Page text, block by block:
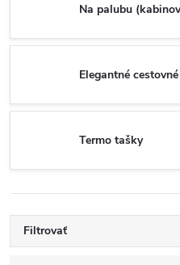
Na palubu
Elegantné
Termo tašky
Filtrovať